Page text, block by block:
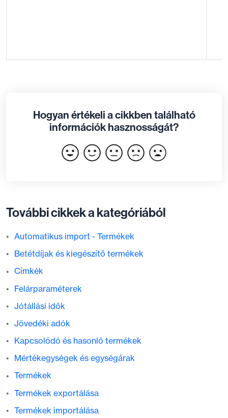
Hogyan értékeli a cikkben található
információk hasznosságát?
További cikkek a kategóriából
Automatikus import - Termékek
Betétdíjak és kiegészítő termékek
Címkék
Felárparaméterek
Jótállási idők
Jövedéki adók
Kapcsolódó és hasonló termékek
Mértékegységek és egységárak
Termékek
Termékek exportálása
Termékek importálása